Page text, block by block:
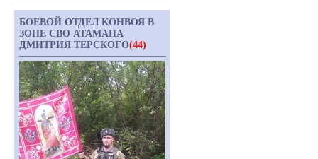
БОЕВОЙ ОТДЕЛ КОНВОЯ В
ЗОНЕ СВО АТАМАНА
ДМИТРИЯ ТЕРСКОГО(44)